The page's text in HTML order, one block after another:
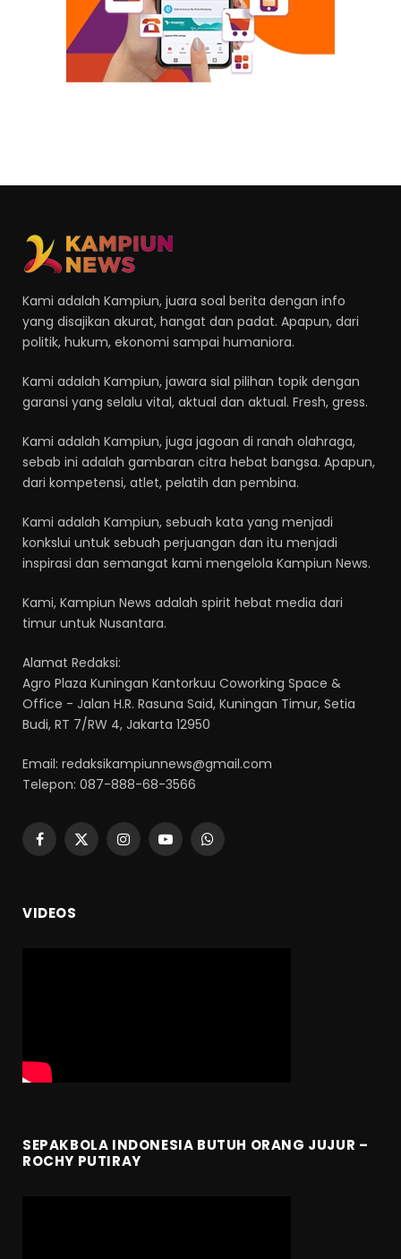
Kami adalah Kampiun, juara soal berita dengan info
yang disajikan akurat, hangat dan padat. Apapun, dari
politik, hukum, ekonomi sampai humaniora.
Kami adalah Kampiun, jawara sial pilihan topik dengan
garansi yang selalu vital, aktual dan aktual. Fresh, gress.
Kami adalah Kampiun, juga jagoan di ranah olahraga,
sebab ini adalah gambaran citra hebat bangsa. Apapun,
dari kompetensi, atlet, pelatih dan pembina.
Kami adalah Kampiun, sebuah kata yang menjadi
konkslui untuk sebuah perjuangan dan itu menjadi
inspirasi dan semangat kami mengelola Kampiun News.
Kami, Kampiun News adalah spirit hebat media dari
timur untuk Nusantara.
Alamat Redaksi:
Agro Plaza Kuningan Kantorkuu Coworking Space &
Office - Jalan H.R. Rasuna Said, Kuningan Timur, Setia
Budi, RT 7/RW 4, Jakarta 12950
Email: redaksikampiunnews@gmail.com
Telepon: 087-888-68-3566
Facebook
X
InstagramYouTubeWhatsApp
VIDEOS
SEPAKBOLA INDONESIA BUTUH ORANG JUJUR –
ROCHY PUTIRAY